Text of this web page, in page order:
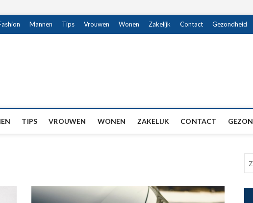
Mannen Tips Vrouwen Wonen Zakelijk Contact Gezondheid
TIPS VROUWEN WONEN ZAKELIJK CONTACT